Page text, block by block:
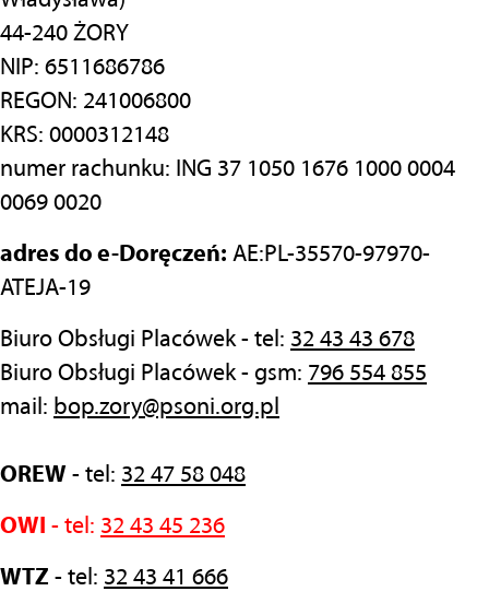
44-240 ŻORY
NIP: 6511686786
REGON: 241006800
KRS: 0000312148
numer rachunku: ING 37 1050 1676 1000 0004
0069 0020
adres do e-Doręczeń: AE:PL-35570-97970-
ATEJA-19
Biuro Obsługi Placówek - tel: 32 43 43 678
Biuro Obsługi Placówek - gsm: 796 554 855
mail: bop.zory@psoni.org.pl
OREW - tel: 32 47 58 048
OWI - tel: 32 43 45 236
WTZ - tel: 32 43 41 666